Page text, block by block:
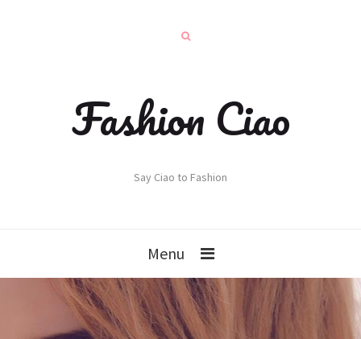
Fashion Ciao
Say Ciao to Fashion
Menu